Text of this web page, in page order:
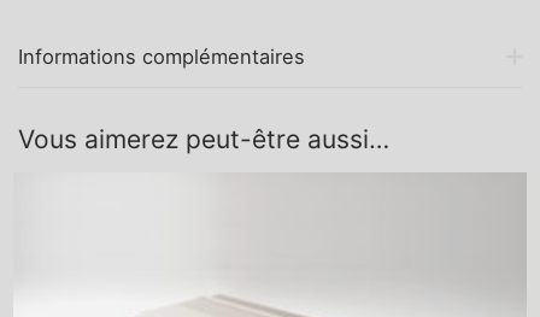
Informations complémentaires
Vous aimerez peut-être aussi…